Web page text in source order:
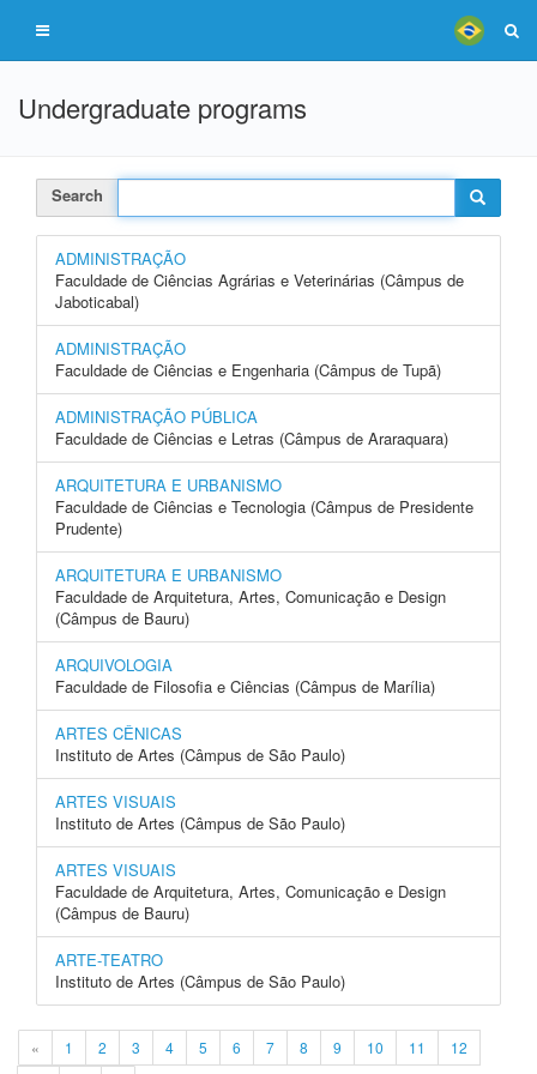
Undergraduate programs
Search
ADMINISTRAÇÃO
Faculdade de Ciências Agrárias e Veterinárias (Câmpus de
Jaboticabal)
ADMINISTRAÇÃO
Faculdade de Ciências e Engenharia (Câmpus de Tupã)
ADMINISTRAÇÃO PÚBLICA
Faculdade de Ciências e Letras (Câmpus de Araraquara)
ARQUITETURA E URBANISMO
Faculdade de Ciências e Tecnologia (Câmpus de Presidente
Prudente)
ARQUITETURA E URBANISMO
Faculdade de Arquitetura, Artes, Comunicação e Design
(Câmpus de Bauru)
ARQUIVOLOGIA
Faculdade de Filosofia e Ciências (Câmpus de Marília)
ARTES CÊNICAS
Instituto de Artes (Câmpus de São Paulo)
ARTES VISUAIS
Instituto de Artes (Câmpus de São Paulo)
ARTES VISUAIS
Faculdade de Arquitetura, Artes, Comunicação e Design
(Câmpus de Bauru)
ARTE-TEATRO
Instituto de Artes (Câmpus de São Paulo)
« 1 2 3 4 5 6 7 8 9 10 11
12